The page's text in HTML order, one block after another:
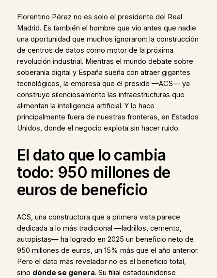
Florentino Pérez no es solo el presidente del Real
Madrid. Es también el hombre que vio antes que nadie
una oportunidad que muchos ignoraron: la construcción
de centros de datos como motor de la próxima
revolución industrial. Mientras el mundo debate sobre
soberanía digital y España sueña con atraer gigantes
tecnológicos, la empresa que él preside —ACS— ya
construye silenciosamente las infraestructuras que
alimentan la inteligencia artificial. Y lo hace
principalmente fuera de nuestras fronteras, en Estados
Unidos, donde el negocio explota sin hacer ruido.
El dato que lo cambia
todo: 950 millones de
euros de beneficio
ACS, una constructora que a primera vista parece
dedicada a lo más tradicional —ladrillos, cemento,
autopistas— ha logrado en 2025 un beneficio neto de
950 millones de euros, un 15% más que el año anterior.
Pero el dato más revelador no es el beneficio total,
sino dónde se genera. Su filial estadounidense